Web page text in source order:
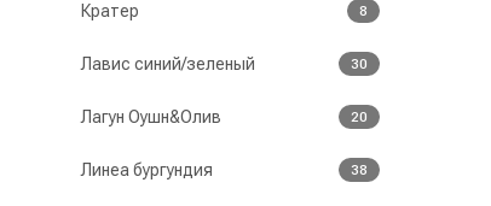
Кратер 8
Лавис синий/зеленый 30
Лагун Оушн&Олив 20
Линеа бургундия 38